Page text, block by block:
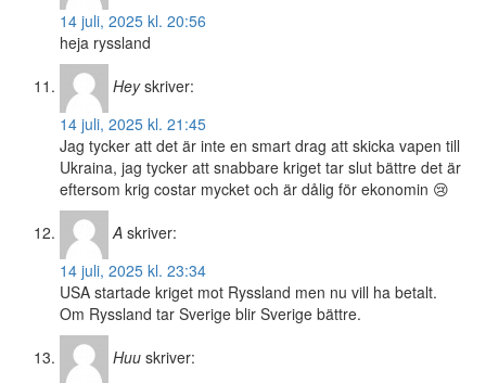
14 juli, 2025 kl. 20:56
heja ryssland
Hey skriver:
14 juli, 2025 kl. 21:45
Jag tycker att det är inte en smart drag att skicka vapen till
Ukraina, jag tycker att snabbare kriget tar slut bättre det är
eftersom krig costar mycket och är dålig för ekonomin 😢
A skriver:
14 juli, 2025 kl. 23:34
USA startade kriget mot Ryssland men nu vill ha betalt.
Om Ryssland tar Sverige blir Sverige bättre.
Huu skriver: